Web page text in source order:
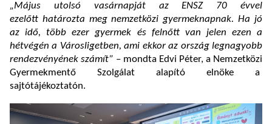
„Május utolsó vasárnapját az ENSZ 70 évvel
ezelőtt határozta meg nemzetközi gyermeknapnak. Ha jó
az idő, több ezer gyermek és felnőtt van jelen ezen a
hétvégén a Városligetben,ami ekkor az ország legnagyobb
rendezvényének számít” – mondta Edvi Péter, a Nemzetközi
Gyermekmentő Szolgálat alapító elnöke a
sajtótájékoztatón.